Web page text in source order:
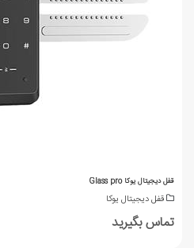
قفل دیجیتال یوکا Glass pro
قفل دیجیتال یوکا
تماس بگیرید